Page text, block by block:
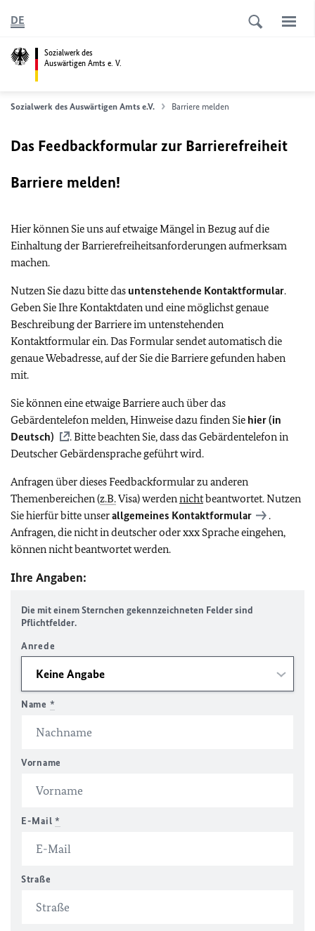
Sozialwerk des
Auswärtigen Amts e. V.
DE
Sozialwerk des Auswärtigen Amts e.V. Barriere melden
Das Feedbackformular zur Barrierefreiheit
Barriere melden!
Hier können Sie uns auf etwaige Mängel in Bezug auf die
Einhaltung der Barrierefreiheitsanforderungen aufmerksam
machen.
Nutzen Sie dazu bitte das untenstehende Kontaktformular.
Geben Sie Ihre Kontaktdaten und eine möglichst genaue
Beschreibung der Barriere im untenstehenden
Kontaktformular ein. Das Formular sendet automatisch die
genaue Webadresse, auf der Sie die Barriere gefunden haben
mit.
Sie können eine etwaige Barriere auch über das
Gebärdentelefon melden, Hinweise dazu finden Sie hier (in
Deutsch)
. Bitte beachten Sie, dass das Gebärdentelefon in
Deutscher Gebärdensprache geführt wird.
Anfragen über dieses Feedbackformular zu anderen
Themenbereichen (z.B.Visa) werdennichtbeantwortet. Nutzen
Sie hierfür bitte unserallgemeines Kontaktformular
.
Anfragen, die nicht in deutscher oderxxx Sprache eingehen,
können nicht beantwortet werden.
Ihre Angaben:
Die mit einem Sternchen gekennzeichneten Felder sind
Pflichtfelder.
Anrede
Name *
Vorname
E-Mail *
Straße